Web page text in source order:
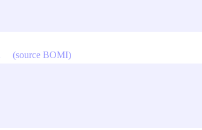
(source BOMI)